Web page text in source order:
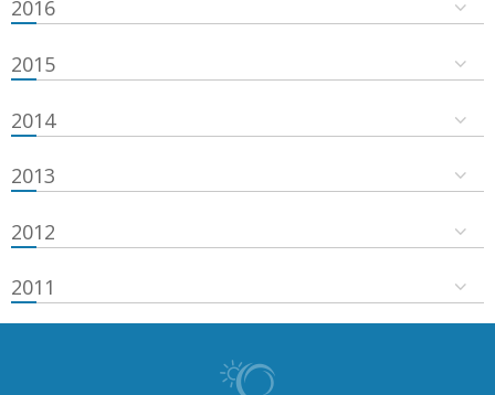
2016
2015
2014
2013
2012
2011